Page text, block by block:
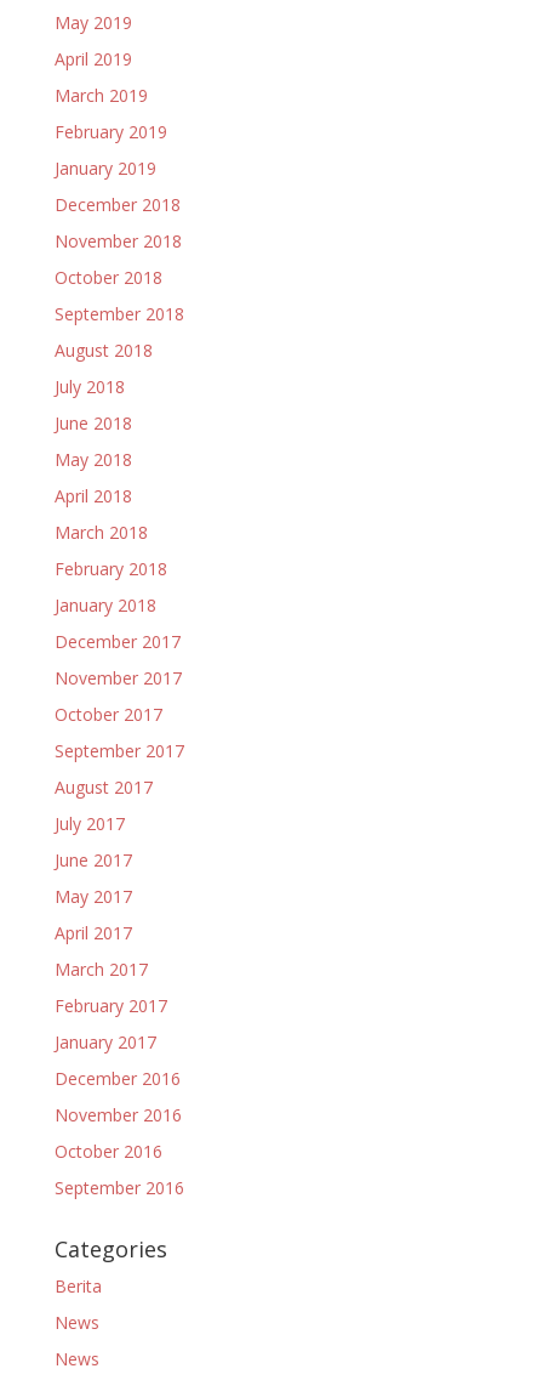
May 2019
April 2019
March 2019
February 2019
January 2019
December 2018
November 2018
October 2018
September 2018
August 2018
July 2018
June 2018
May 2018
April 2018
March 2018
February 2018
January 2018
December 2017
November 2017
October 2017
September 2017
August 2017
July 2017
June 2017
May 2017
April 2017
March 2017
February 2017
January 2017
December 2016
November 2016
October 2016
September 2016
Categories
Berita
News
News